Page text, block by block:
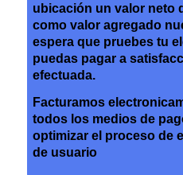
ubicación un valor neto
como valor agregado
espera que pruebes tu
puedas pagar a
efectuada.
Facturamos
todos los medios de
optimizar el proceso de
de usuario